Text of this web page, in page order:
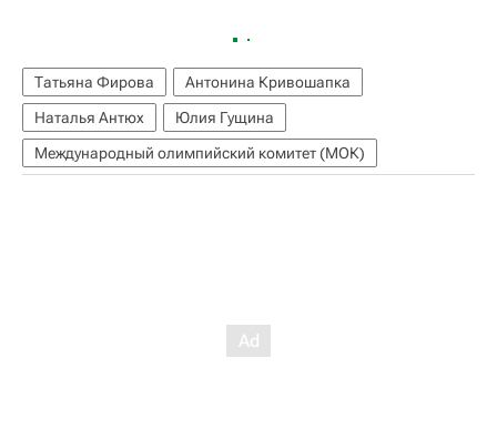
Татьяна Фирова
Антонина Кривошапка
Наталья Антюх
Юлия Гущина
Международный олимпийский комитет (МОК)